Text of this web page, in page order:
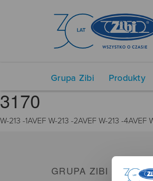
Grupa Zibi Produkty
3170
W-213 -1AVEF W-213 -2AVEF W-213 -4AVEF
GRUPA ZIBI